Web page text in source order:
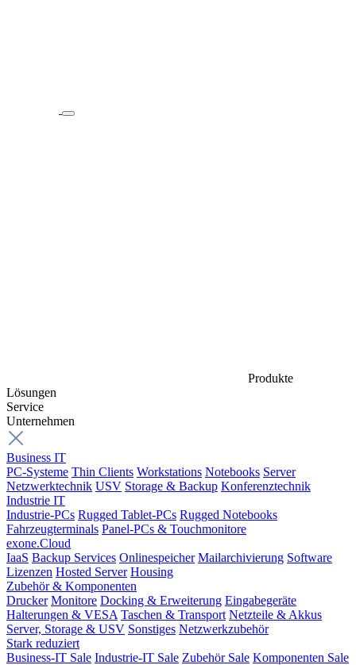
Produkte
Lösungen
Service
Unternehmen
Business IT
PC-Systeme Thin Clients Workstations Notebooks Server
Netzwerktechnik USV Storage & Backup Konferenztechnik
Industrie IT
Industrie-PCs Rugged Tablet-PCs Rugged Notebooks
Fahrzeugterminals Panel-PCs & Touchmonitore
exone.Cloud
IaaS Backup Services Onlinespeicher Mailarchivierung Software
Lizenzen Hosted Server Housing
Zubehör & Komponenten
Drucker Monitore Docking & Erweiterung Eingabegeräte
Halterungen & VESA Taschen & Transport Netzteile & Akkus
Server, Storage & USV Sonstiges Netzwerkzubehör
Stark reduziert
Business-IT Sale Industrie-IT Sale Zubehör Sale Komponenten Sale